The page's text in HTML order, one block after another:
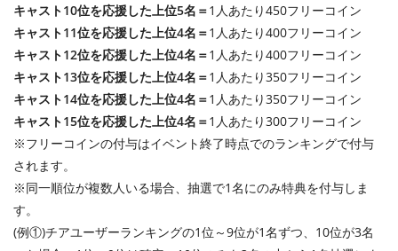
キャスト10位を応援した上位5名＝1人あたり450フリーコイン
キャスト11位を応援した上位4名＝1人あたり400フリーコイン
キャスト12位を応援した上位4名＝1人あたり400フリーコイン
キャスト13位を応援した上位4名＝1人あたり350フリーコイン
キャスト14位を応援した上位4名＝1人あたり350フリーコイン
キャスト15位を応援した上位4名＝1人あたり300フリーコイン
※フリーコインの付与はイベント終了時点でのランキングで付与
されます。
※同一順位が複数人いる場合、抽選で1名にのみ特典を付与しま
す。
(例①)チアユーザーランキングの1位～9位が1名ずつ、10位が3名